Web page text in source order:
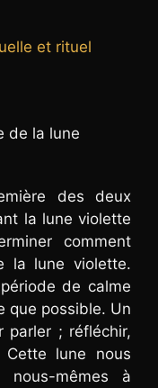
et rituel
de la lune
des deux
la lune violette
comment
la lune violette.
de calme
que possible. Un
parler ; réfléchir,
lune nous
mêmes à